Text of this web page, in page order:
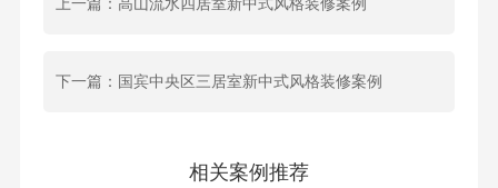
上一篇：高山流水四居室新中式风格装修案例
下一篇：国宾中央区三居室新中式风格装修案例
相关案例推荐